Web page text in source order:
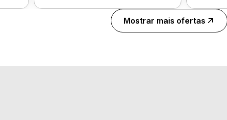
Mostrar mais ofertas